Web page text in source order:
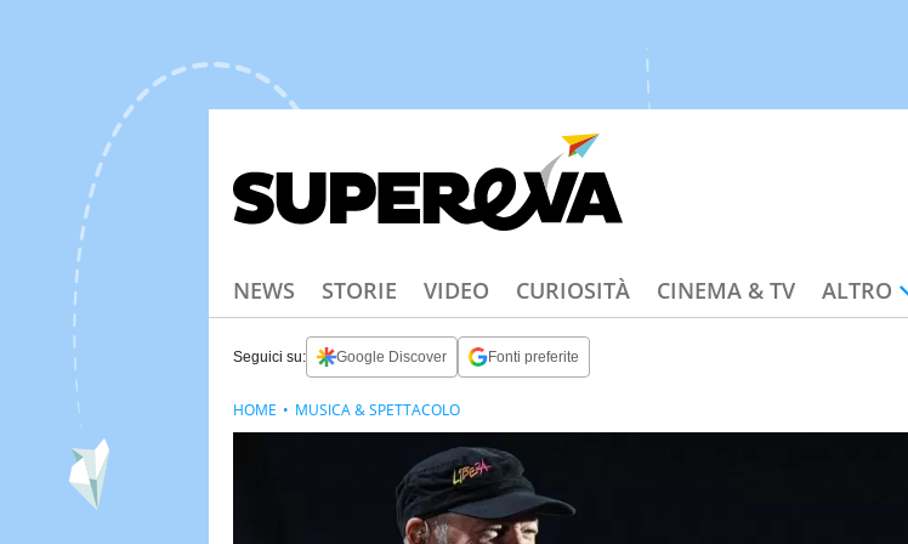
NEWS STORIE VIDEO CURIOSITÀ CINEMA & TV ALTRO
Seguici su: Google Discover Fonti preferite
HOME MUSICA & SPETTACOLO